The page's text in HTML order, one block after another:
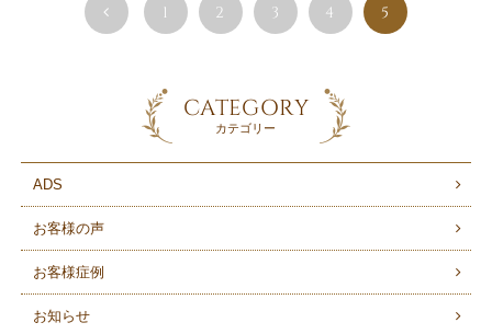
1 2 3 4 5
CATEGORY
カテゴリー
ADS
お客様の声
お客様症例
お知らせ